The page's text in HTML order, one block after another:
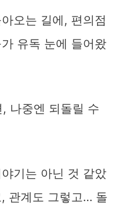
오는 길에, 편의점
유독 눈에 들어왔
나중엔 되돌릴 수
기는 아닌 것 같았
관계도 그렇고… 돌